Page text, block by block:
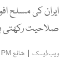
ایران کی مسلح
صلاحیت رکھتی
ویب ڈیسک | شائع